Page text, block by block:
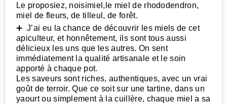
Le proposiez, noisimiel,le miel de rhododendron,
miel de fleurs, de tilleul, de forêt.
➕ J’ai eu la chance de découvrir les miels de cet
apiculteur, et honnêtement, ils sont tous aussi
délicieux les uns que les autres. On sent
immédiatement la qualité artisanale et le soin
apporté à chaque pot.
Les saveurs sont riches, authentiques, avec un vrai
goût de terroir. Que ce soit sur une tartine, dans un
yaourt ou simplement à la cuillère, chaque miel a sa